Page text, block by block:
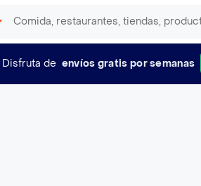
Disfruta de envíos gratis por semanas